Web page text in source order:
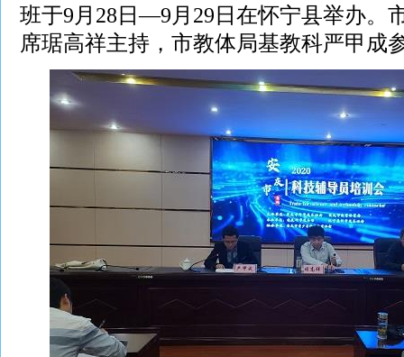
班于9月28日—9月29日在怀宁县举办。
席琚高祥主持，市教体局基教科严甲成